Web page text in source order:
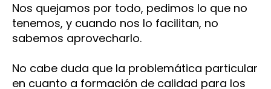
CV
Nos quejamos por todo, pedimos lo que no
tenemos, y cuando nos lo facilitan, no
sabemos aprovecharlo.
No cabe duda que la problemática particular
en cuanto a formación de calidad para los